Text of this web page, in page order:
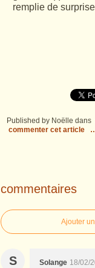
remplie de
Published by Noëlle dans
commenter cet article
commentaires
Ajouter
S Solange 18/02/